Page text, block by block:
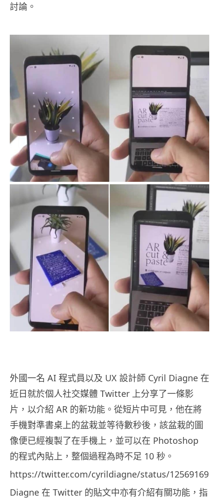
討論。
外國一名 AI 程式員以及 UX 設計師 Cyril Diagne 在
近日就於個人社交媒體 Twitter 上分享了一條影
片，以介紹 AR 的新功能。從短片中可見，他在將
手機對準書桌上的盆栽並等待數秒後，該盆栽的圖
像便已經複製了在手機上，並可以在 Photoshop
的程式內貼上，整個過程為時不足 10 秒。
https://twitter.com/cyrildiagne/status/
Diagne 在 Twitter 的貼文中亦有介紹有關功能，指